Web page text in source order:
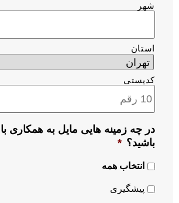
شهر
استان
کدپستی
در چه زمینه هایی مایل به همکاری با
باشید؟ *
انتخاب همه
پیشگیری